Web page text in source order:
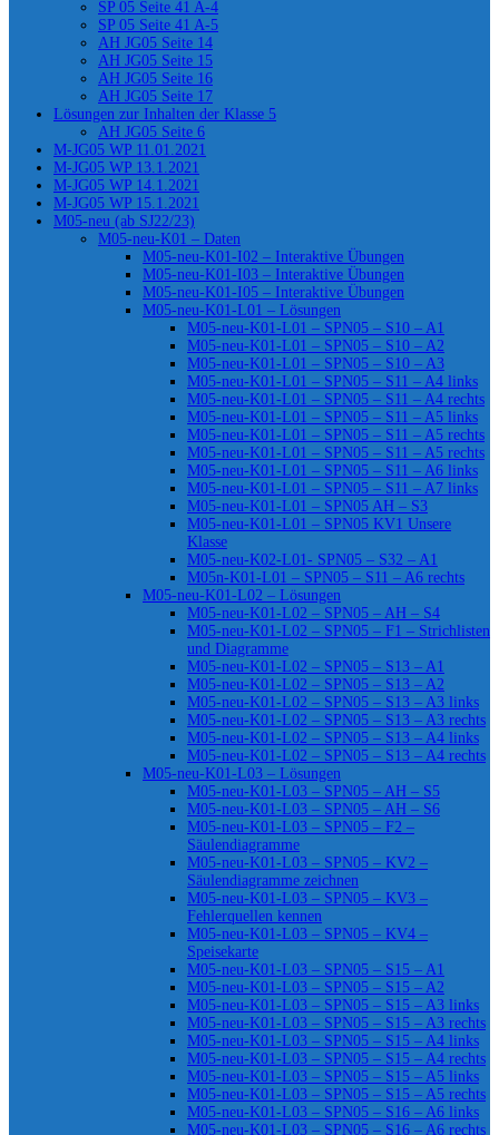
SP 05 Seite 41 A-4
SP 05 Seite 41 A-5
AH JG05 Seite 14
AH JG05 Seite 15
AH JG05 Seite 16
AH JG05 Seite 17
Lösungen zur Inhalten der Klasse 5
AH JG05 Seite 6
M-JG05 WP 11.01.2021
M-JG05 WP 13.1.2021
M-JG05 WP 14.1.2021
M-JG05 WP 15.1.2021
M05-neu (ab SJ22/23)
M05-neu-K01 – Daten
M05-neu-K01-I02 – Interaktive Übungen
M05-neu-K01-I03 – Interaktive Übungen
M05-neu-K01-I05 – Interaktive Übungen
M05-neu-K01-L01 – Lösungen
M05-neu-K01-L01 – SPN05 – S10 – A1
M05-neu-K01-L01 – SPN05 – S10 – A2
M05-neu-K01-L01 – SPN05 – S10 – A3
M05-neu-K01-L01 – SPN05 – S11 – A4 links
M05-neu-K01-L01 – SPN05 – S11 – A4 rechts
M05-neu-K01-L01 – SPN05 – S11 – A5 links
M05-neu-K01-L01 – SPN05 – S11 – A5 rechts
M05-neu-K01-L01 – SPN05 – S11 – A5 rechts
M05-neu-K01-L01 – SPN05 – S11 – A6 links
M05-neu-K01-L01 – SPN05 – S11 – A7 links
M05-neu-K01-L01 – SPN05 AH – S3
M05-neu-K01-L01 – SPN05 KV1 Unsere
Klasse
M05-neu-K02-L01- SPN05 – S32 – A1
M05n-K01-L01 – SPN05 – S11 – A6 rechts
M05-neu-K01-L02 – Lösungen
M05-neu-K01-L02 – SPN05 – AH – S4
M05-neu-K01-L02 – SPN05 – F1 – Strichlisten
und Diagramme
M05-neu-K01-L02 – SPN05 – S13 – A1
M05-neu-K01-L02 – SPN05 – S13 – A2
M05-neu-K01-L02 – SPN05 – S13 – A3 links
M05-neu-K01-L02 – SPN05 – S13 – A3 rechts
M05-neu-K01-L02 – SPN05 – S13 – A4 links
M05-neu-K01-L02 – SPN05 – S13 – A4 rechts
M05-neu-K01-L03 – Lösungen
M05-neu-K01-L03 – SPN05 – AH – S5
M05-neu-K01-L03 – SPN05 – AH – S6
M05-neu-K01-L03 – SPN05 – F2 –
Säulendiagramme
M05-neu-K01-L03 – SPN05 – KV2 –
Säulendiagramme zeichnen
M05-neu-K01-L03 – SPN05 – KV3 –
Fehlerquellen kennen
M05-neu-K01-L03 – SPN05 – KV4 –
Speisekarte
M05-neu-K01-L03 – SPN05 – S15 – A1
M05-neu-K01-L03 – SPN05 – S15 – A2
M05-neu-K01-L03 – SPN05 – S15 – A3 links
M05-neu-K01-L03 – SPN05 – S15 – A3 rechts
M05-neu-K01-L03 – SPN05 – S15 – A4 links
M05-neu-K01-L03 – SPN05 – S15 – A4 rechts
M05-neu-K01-L03 – SPN05 – S15 – A5 links
M05-neu-K01-L03 – SPN05 – S15 – A5 rechts
M05-neu-K01-L03 – SPN05 – S16 – A6 links
M05-neu-K01-L03 – SPN05 – S16 – A6 rechts